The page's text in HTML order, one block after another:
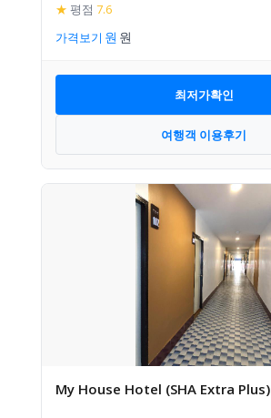
★ 평점 7.6
가격보기
최저가확인
여행객 이용후기
My House Hotel (SHA Extra Plus)